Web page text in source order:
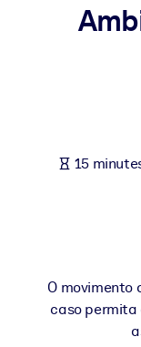
Intégrez des
Pour
Pour les
Alimentez vos
structurées pour
15
O movimento
caso permita